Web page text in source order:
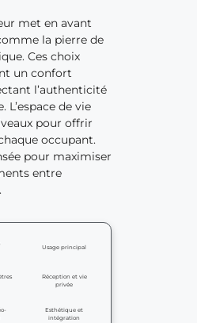
met en avant
la pierre de
Ces choix
un confort
l’authenticité
L’espace de vie
pour offrir
occupant.
pour maximiser
entre
Usage principal
Réception et vie
privée
Esthétique et
intégration